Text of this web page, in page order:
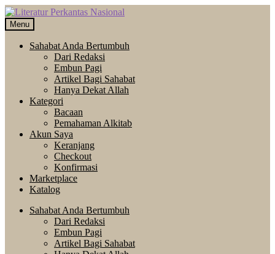
Skip
to
navigation
Langsung
ke
isi
Menu
Sahabat Anda Bertumbuh
Dari Redaksi
Embun Pagi
Artikel Bagi Sahabat
Hanya Dekat Allah
Kategori
Bacaan
Pemahaman Alkitab
Akun Saya
Keranjang
Checkout
Konfirmasi
Marketplace
Katalog
Sahabat Anda Bertumbuh
Dari Redaksi
Embun Pagi
Artikel Bagi Sahabat